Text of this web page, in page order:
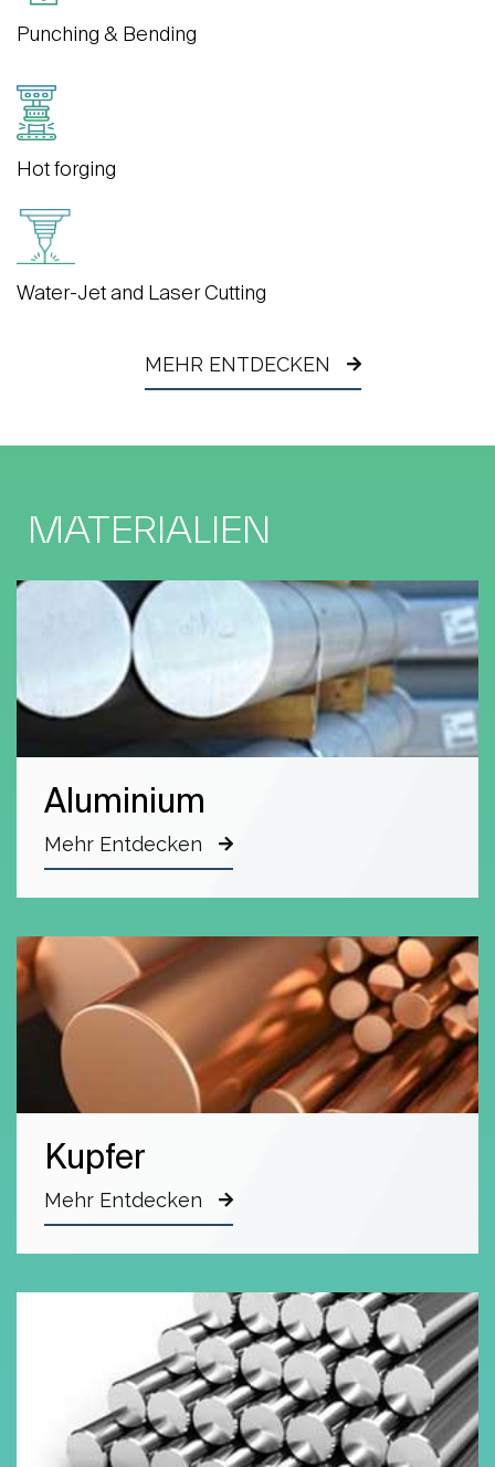
Punching & Bending
Hot forging
Water-Jet and Laser Cutting
MEHR ENTDECKEN
MATERIALIEN
Aluminium
Mehr Entdecken
Kupfer
Mehr Entdecken